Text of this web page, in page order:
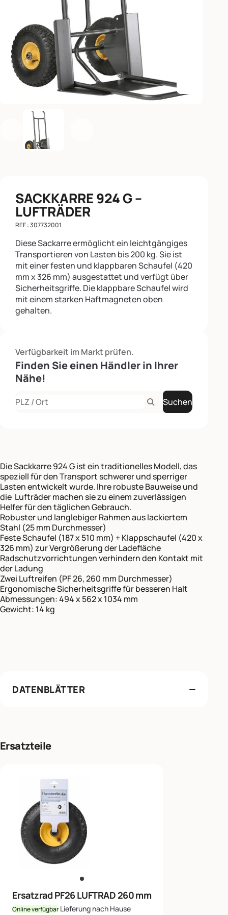
Précédent
SACKKARRE 924 G –
LUFTRÄDER
REF : 307732001
Diese Sackarre ermöglicht ein leichtgängiges
Transportieren von Lasten bis 200 kg. Sie ist
mit einer festen und klappbaren Schaufel (420
mm x 326 mm) ausgestattet und verfügt über
Sicherheitsgriffe. Die klappbare Schaufel wird
mit einem starken Haftmagneten oben
gehalten.
Verfügbarkeit im Markt prüfen.
Finden Sie einen Händler in Ihrer
Nähe!
Rechercher Suchen
Die Sackkarre 924 G ist ein traditionelles Modell, das
speziell für den Transport schwerer und sperriger
Lasten entwickelt wurde. Ihre robuste Bauweise und
die Lufträder machen sie zu einem zuverlässigen
Helfer für den täglichen Gebrauch.
Robuster und langlebiger Rahmen aus lackiertem
Stahl (25 mm Durchmesser)
Feste Schaufel (187 x 510 mm) + Klappschaufel (420 x
326 mm) zur Vergrößerung der Ladefläche
Radschutzvorrichtungen verhindern den Kontakt mit
der Ladung
Zwei Luftreifen (PF 26, 260 mm Durchmesser)
Ergonomische Sicherheitsgriffe für besseren Halt
Abmessungen: 494 x 562 x 1034 mm
Gewicht: 14 kg
DATENBLÄTTER
Ersatzteile
Ersatzrad PF26 LUFTRAD 260 mm
Online verfügbar Lieferung nach Hause